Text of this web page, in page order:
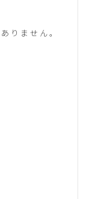
りません。